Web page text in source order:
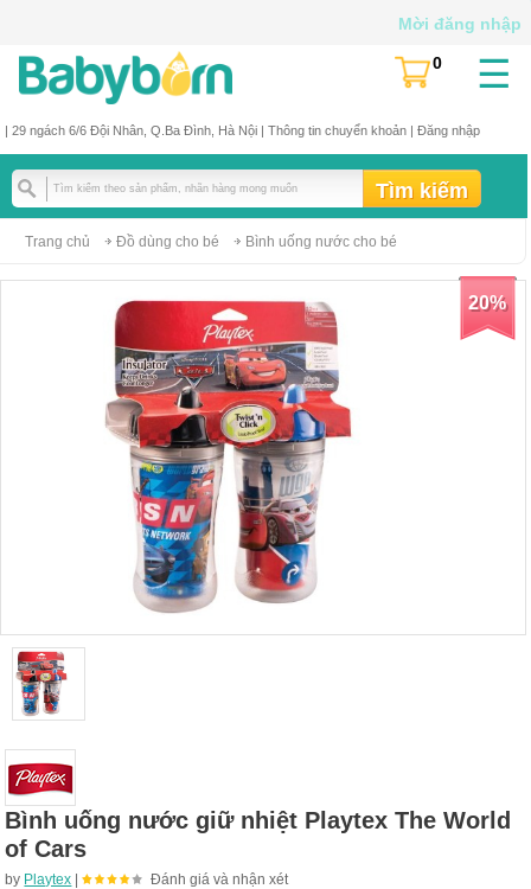
| 29 ngách 6/6 Đội Nhân, Q.Ba Đình, Hà Nội | Thông tin chuyển khoản| Đăng nhập
☰
(
0
Mời đăng nhập
Trang chủ Đồ dùng cho bé Bình uống nước cho bé
20%
Bình uống nước giữ nhiệt Playtex The World
of Cars
by Playtex | Đánh giá và nhận xét